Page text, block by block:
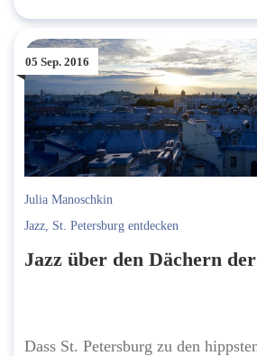
05 Sep. 2016
Julia Manoschkin
Jazz, St. Petersburg entdecken
Jazz über den Dächern
Dass St. Petersburg zu den